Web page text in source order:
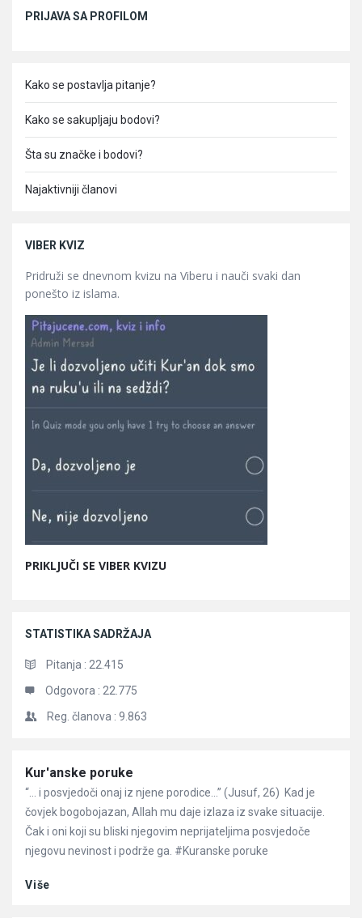
PRIJAVA SA PROFILOM
Kako se postavlja pitanje?
Kako se sakupljaju bodovi?
Šta su značke i bodovi?
Najaktivniji članovi
VIBER KVIZ
Pridruži se dnevnom kvizu na Viberu i nauči svaki dan
ponešto iz islama.
PRIKLJUČI SE VIBER KVIZU
STATISTIKA SADRŽAJA
Pitanja : 22.415
Odgovora : 22.775
Reg. članova : 9.863
Članci
Kur'anske poruke
“… i posvjedoči onaj iz njene porodice…” (Jusuf, 26) Kad je
čovjek bogobojazan, Allah mu daje izlaza iz svake situacije.
Čak i oni koji su bliski njegovim neprijateljima posvjedoče
njegovu nevinost i podrže ga. #Kuranske poruke
Više